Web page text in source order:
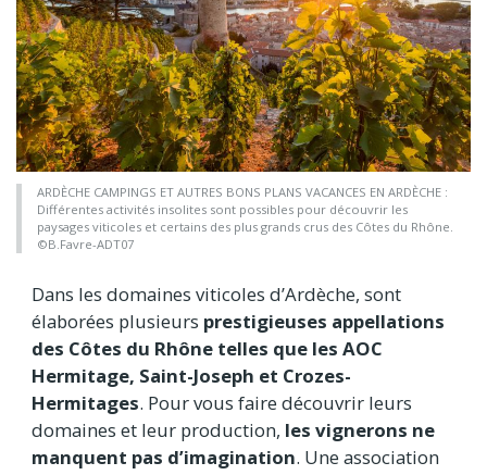
ARDÈCHE CAMPINGS ET AUTRES BONS PLANS VACANCES EN ARDÈCHE :
Différentes activités insolites sont possibles pour découvrir les
paysages viticoles et certains des plus grands crus des Côtes du Rhône.
©B.Favre-ADT07
Dans les domaines viticoles d’Ardèche, sont
élaborées plusieurs prestigieuses appellations
des Côtes du Rhône telles que les AOC
Hermitage, Saint-Joseph et Crozes-
Hermitages. Pour vous faire découvrir leurs
domaines et leur production, les vignerons ne
manquent pas d’imagination. Une association